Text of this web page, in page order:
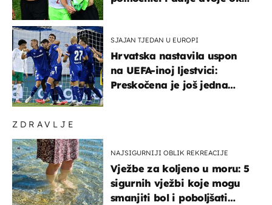
ZDRAVLJE
NAJSIGURNIJI OBLIK REKREACIJE
Vježbe za koljeno u moru: 5
sigurnih vježbi koje mogu
smanjiti bol i poboljšati
SJAJAN TJEDAN U EUROPI
Hrvatska nastavila uspon
na UEFA-inoj ljestvici:
Preskočena je još jedna